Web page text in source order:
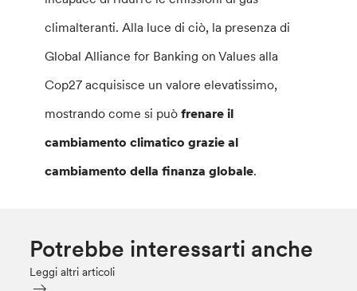
climalteranti. Alla luce di ciò, la presenza di
Global Alliance for Banking on Values alla
Cop27 acquisisce un valore elevatissimo,
mostrando come si puòfrenare il
cambiamento climatico grazie al
cambiamento della finanza globale.
Potrebbe interessarti anche
Leggi altri articoli